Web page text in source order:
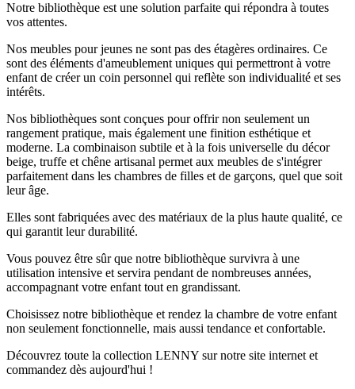
Notre bibliothèque est une solution parfaite qui répondra à toutes
vos attentes.
Nos meubles pour jeunes ne sont pas des étagères ordinaires. Ce
sont des éléments d'ameublement uniques qui permettront à votre
enfant de créer un coin personnel qui reflète son individualité et ses
intérêts.
Nos bibliothèques sont conçues pour offrir non seulement un
rangement pratique, mais également une finition esthétique et
moderne. La combinaison subtile et à la fois universelle du décor
beige, truffe et chêne artisanal permet aux meubles de s'intégrer
parfaitement dans les chambres de filles et de garçons, quel que soit
leur âge.
Elles sont fabriquées avec des matériaux de la plus haute qualité, ce
qui garantit leur durabilité.
Vous pouvez être sûr que notre bibliothèque survivra à une
utilisation intensive et servira pendant de nombreuses années,
accompagnant votre enfant tout en grandissant.
Choisissez notre bibliothèque et rendez la chambre de votre enfant
non seulement fonctionnelle, mais aussi tendance et confortable.
Découvrez toute la collection LENNY sur notre site internet et
commandez dès aujourd'hui !